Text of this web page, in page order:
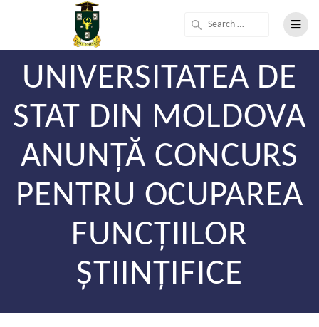
UNIVERSITATEA DE
STAT DIN MOLDOVA
ANUNȚĂ CONCURS
PENTRU OCUPAREA
FUNCȚIILOR
ȘTIINȚIFICE